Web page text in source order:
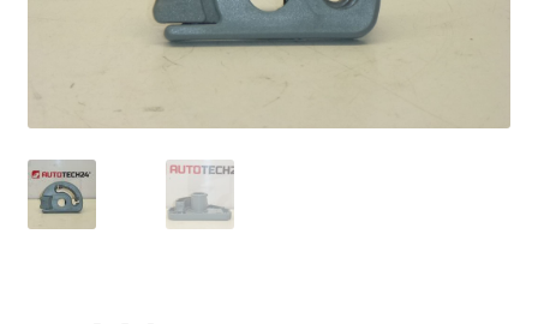
Plainte
Politique de confidentialité
Procédure de Réclamation